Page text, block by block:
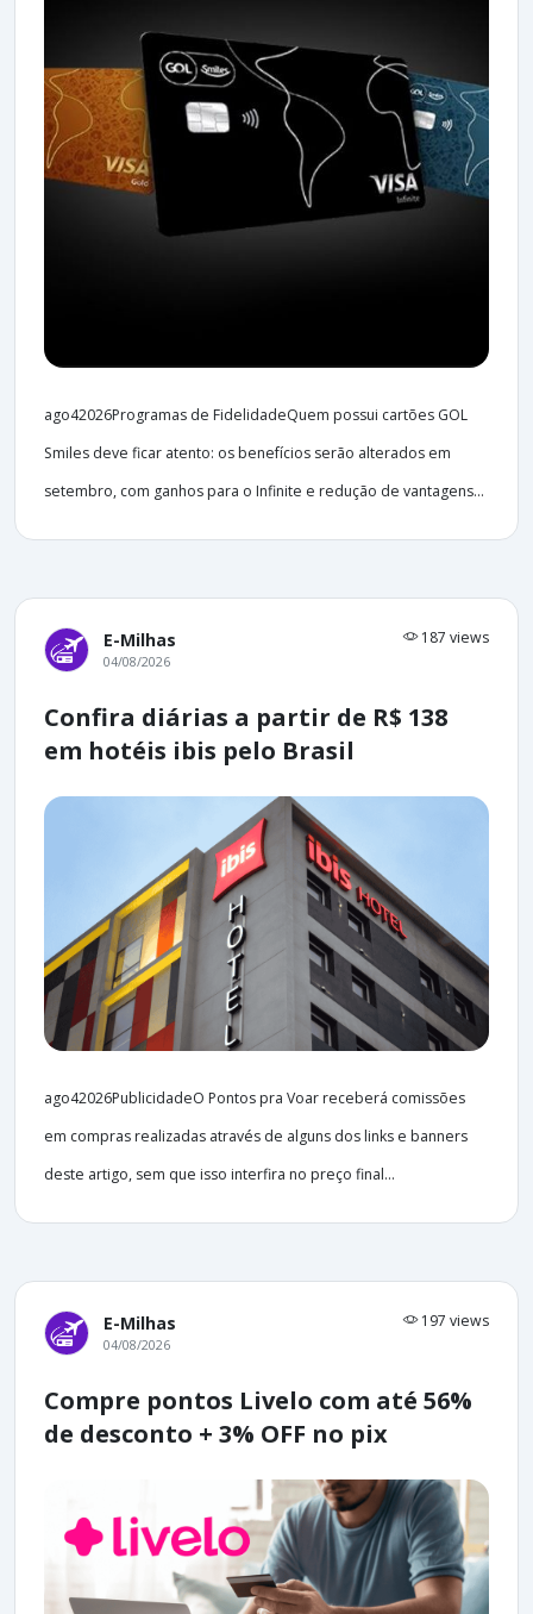
ago42026Programas de FidelidadeQuem possui cartões GOL
Smiles deve ficar atento: os benefícios serão alterados em
setembro, com ganhos para o Infinite e redução de vantagens...
E-Milhas 187 views
04/08/2026
Confira diárias a partir de R$ 138
em hotéis ibis pelo Brasil
ago42026PublicidadeO Pontos pra Voar receberá comissões
em compras realizadas através de alguns dos links e banners
deste artigo, sem que isso interfira no preço final...
E-Milhas 197 views
04/08/2026
Compre pontos Livelo com até 56%
de desconto + 3% OFF no pix